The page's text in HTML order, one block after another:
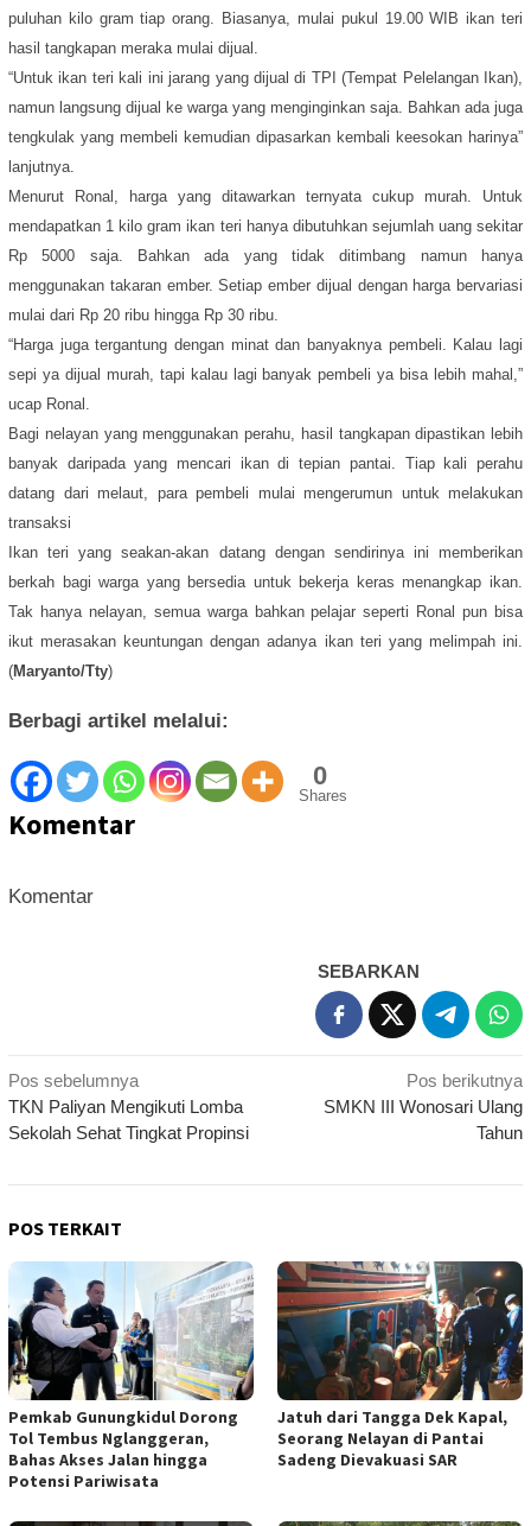
puluhan kilo gram tiap orang. Biasanya, mulai pukul 19.00 WIB ikan teri
hasil tangkapan meraka mulai dijual.
“Untuk ikan teri kali ini jarang yang dijual di TPI (Tempat Pelelangan Ikan),
namun langsung dijual ke warga yang menginginkan saja. Bahkan ada juga
tengkulak yang membeli kemudian dipasarkan kembali keesokan harinya”
lanjutnya.
Menurut Ronal, harga yang ditawarkan ternyata cukup murah. Untuk
mendapatkan 1 kilo gram ikan teri hanya dibutuhkan sejumlah uang sekitar
Rp 5000 saja. Bahkan ada yang tidak ditimbang namun hanya
menggunakan takaran ember. Setiap ember dijual dengan harga bervariasi
mulai dari Rp 20 ribu hingga Rp 30 ribu.
“Harga juga tergantung dengan minat dan banyaknya pembeli. Kalau lagi
sepi ya dijual murah, tapi kalau lagi banyak pembeli ya bisa lebih mahal,”
ucap Ronal.
Bagi nelayan yang menggunakan perahu, hasil tangkapan dipastikan lebih
banyak daripada yang mencari ikan di tepian pantai. Tiap kali perahu
datang dari melaut, para pembeli mulai mengerumun untuk melakukan
transaksi
Ikan teri yang seakan-akan datang dengan sendirinya ini memberikan
berkah bagi warga yang bersedia untuk bekerja keras menangkap ikan.
Tak hanya nelayan, semua warga bahkan pelajar seperti Ronal pun bisa
ikut merasakan keuntungan dengan adanya ikan teri yang melimpah ini.
(Maryanto/Tty)
Berbagi artikel melalui:
0
Shares
Komentar
Komentar
SEBARKAN
Navigasi
pos
Pos sebelumnya
TKN Paliyan Mengikuti Lomba
Sekolah Sehat Tingkat Propinsi
Pos berikutnya
SMKN III Wonosari Ulang
Tahun
POS TERKAIT
Pemkab Gunungkidul Dorong
Tol Tembus Nglanggeran,
Bahas Akses Jalan hingga
Potensi Pariwisata
Jatuh dari Tangga Dek Kapal,
Seorang Nelayan di Pantai
Sadeng Dievakuasi SAR